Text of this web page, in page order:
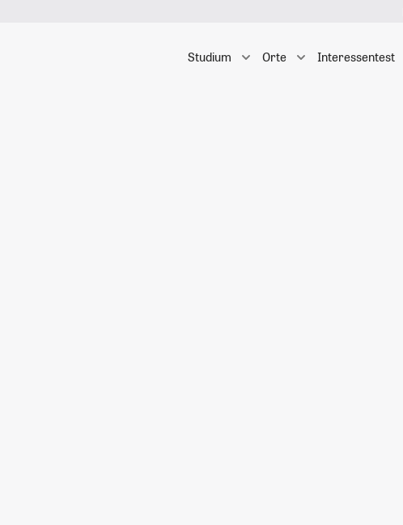
Studium Orte Interessentest